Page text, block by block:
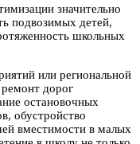
значительно
подвозимых детей,
школьных
или региональной
дорог
остановочных
обустройство
вместимости в малых